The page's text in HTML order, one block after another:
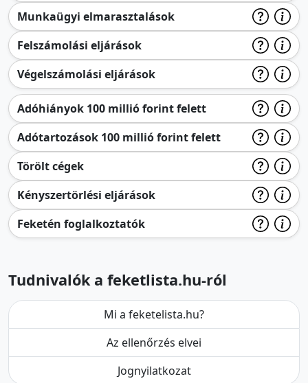
Munkaügyi elmarasztalások
Felszámolási eljárások
Végelszámolási eljárások
Adóhiányok 100 millió forint felett
Adótartozások 100 millió forint felett
Törölt cégek
Kényszertörlési eljárások
Feketén foglalkoztatók
Tudnivalók a feketlista.hu-ról
Mi a feketelista.hu?
Az ellenőrzés elvei
Jognyilatkozat